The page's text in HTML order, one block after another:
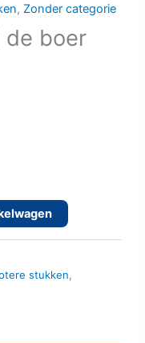
, Zonder categorie
de boer
stukken,